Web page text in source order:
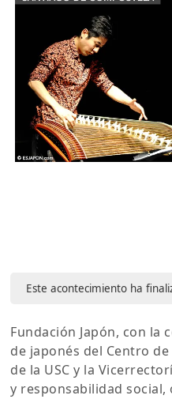
Este acontecimiento ha
Fundación Japón, con la
de japonés del Centro
de la USC y la
y responsabilidad